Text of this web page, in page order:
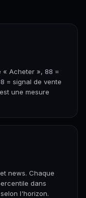
« Acheter », 88 =
= signal de vente
une mesure
news. Chaque
dans
l'horizon.